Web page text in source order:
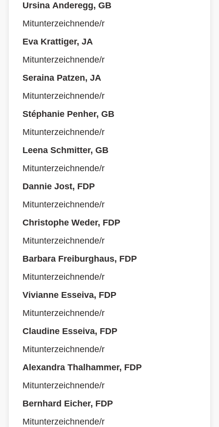
Ursina Anderegg, GB
Mitunterzeichnende/r
Eva Krattiger, JA
Mitunterzeichnende/r
Seraina Patzen, JA
Mitunterzeichnende/r
Stéphanie Penher, GB
Mitunterzeichnende/r
Leena Schmitter, GB
Mitunterzeichnende/r
Dannie Jost, FDP
Mitunterzeichnende/r
Christophe Weder, FDP
Mitunterzeichnende/r
Barbara Freiburghaus, FDP
Mitunterzeichnende/r
Vivianne Esseiva, FDP
Mitunterzeichnende/r
Claudine Esseiva, FDP
Mitunterzeichnende/r
Alexandra Thalhammer, FDP
Mitunterzeichnende/r
Bernhard Eicher, FDP
Mitunterzeichnende/r